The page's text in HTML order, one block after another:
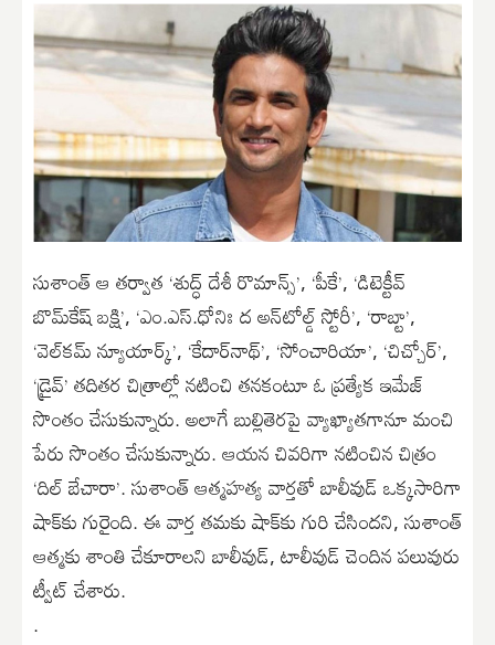
సుశాంత్‌ ఆ తర్వాత ‘శుద్ధ్‌ దేశీ రొమాన్స్‌’, ‘పీకే’, ‘డిటెక్టీవ్‌
బొమ్‌కేష్‌ బక్షి’, ‘ఎం.ఎస్‌.ధోనిః ద అన్‌టోల్డ్‌ స్టోరీ’, ‘రాబ్టా’,
‘వెల్‌కమ్‌ న్యూయార్క్‌’, ‘కేదార్‌నాథ్‌’, ‘సోంచారియా’, ‘చిచ్చోర్‌’,
‘డ్రైవ్‌’ తదితర చిత్రాల్లో నటించి తనకంటూ ఓ ప్రత్యేక ఇమేజ్‌
సొంతం చేసుకున్నారు. అలాగే బుల్లితెరపై వ్యాఖ్యాతగానూ మంచి
పేరు సొంతం చేసుకున్నారు. ఆయన చివరిగా నటించిన చిత్రం
‘దిల్‌ బేచారా’. సుశాంత్‌ ఆత్మహత్య వార్తతో బాలీవుడ్‌ ఒక్కసారిగా
షాక్‌కు గురైంది. ఈ వార్త తమకు షాక్‌కు గురి చేసిందని, సుశాంత్‌
ఆత్మకు శాంతి చేకూరాలని బాలీవుడ్‌, టాలీవుడ్‌ చెందిన పలువురు
ట్వీట్‌ చేశారు.
.